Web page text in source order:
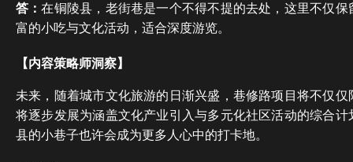
答：在铜陵县，老街巷是一个不得不提的去处，这里不仅
富的小吃与文化活动，适合深度游览。
【内容策略师洞察】
未来，随着城市文化旅游的日渐兴盛，巷修路项目将不仅
将逐步发展为涵盖文化产业引入与多元化社区活动的综合
县的小巷子也许会成为更多人心中的打卡地。